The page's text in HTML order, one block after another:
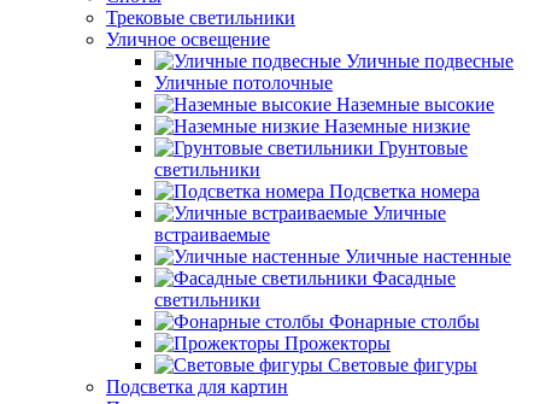
Трековые светильники
Уличное освещение
Уличные подвесные
Уличные потолочные
Наземные высокие
Наземные низкие
Грунтовые
светильники
Подсветка номера
Уличные
встраиваемые
Уличные настенные
Фасадные
светильники
Фонарные столбы
Прожекторы
Световые фигуры
Подсветка для картин